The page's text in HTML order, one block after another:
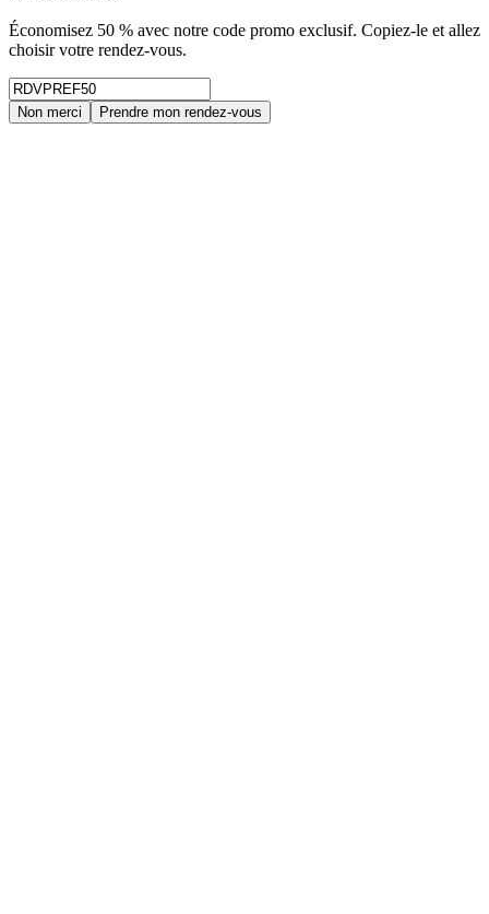
Économisez 50 % avec notre code promo exclusif. Copiez-le et allez
choisir votre rendez-vous.
Non merci Prendre mon rendez-vous